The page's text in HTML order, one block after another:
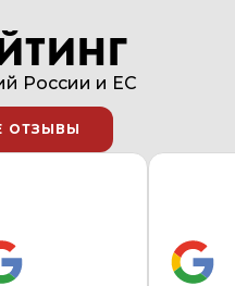
России и EC
ОТЗЫВЫ
ОТЗЫВЫ